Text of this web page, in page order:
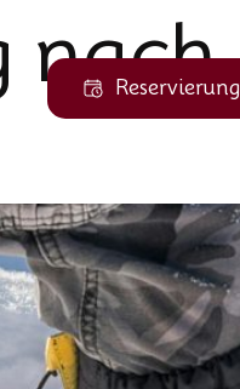
Reservierung
nach